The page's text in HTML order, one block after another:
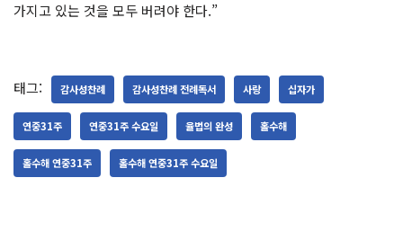
가지고 있는 것을 모두 버려야 한다.”
태그: 감사성찬례 감사성찬례 전례독서 사랑 십자가
연중31주 연중31주 수요일 율법의 완성 홀수해
홀수해 연중31주 홀수해 연중31주 수요일